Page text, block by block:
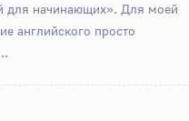
для начинающих». Для моей
английского просто